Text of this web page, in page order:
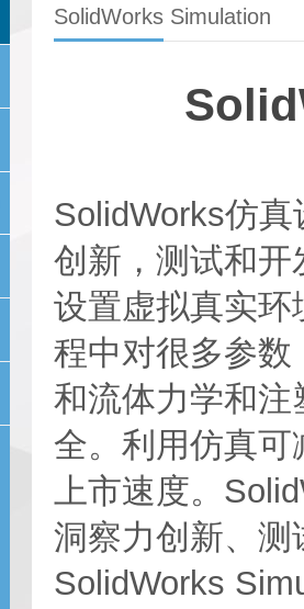
SolidWorks Simulation
SolidWorks仿
创新，测试和
设置虚拟真实
程中对很多参
和流体力学和
全。利用仿真
上市速度。
洞察力创新、
SolidWorks